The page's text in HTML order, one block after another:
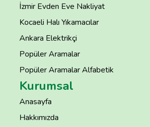
İzmir Evden Eve Nakliyat
Kocaeli Halı Yıkamacılar
Ankara Elektrikçi
Popüler Aramalar
Popüler Aramalar Alfabetik
Kurumsal
Anasayfa
Hakkımızda